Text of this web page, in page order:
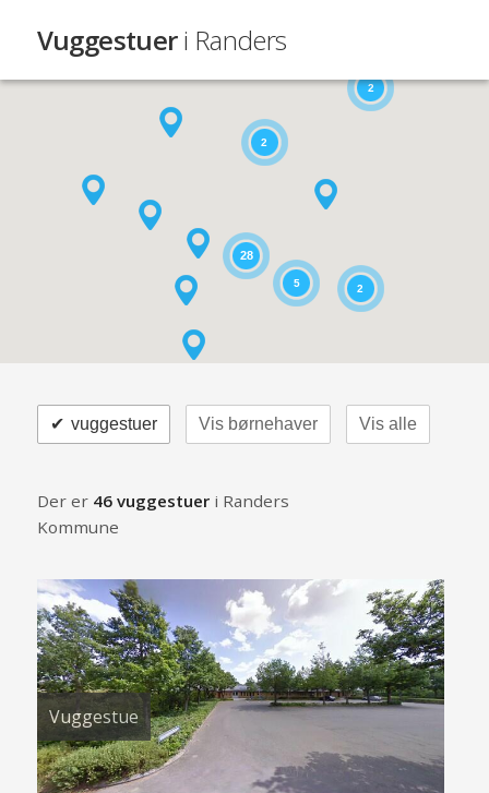
Vuggestueri Randers
5
28
2
2
2
vuggestuer
✔ Vis børnehaver Vis alle
Der er 46 vuggestueri Randers
Kommune
Vuggestue